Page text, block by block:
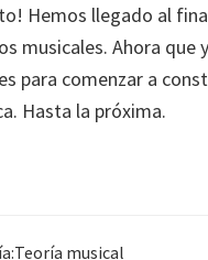
Hemos llegado al
musicales. Ahora
para comenzar a
Hasta la próxima.
Teoría musical